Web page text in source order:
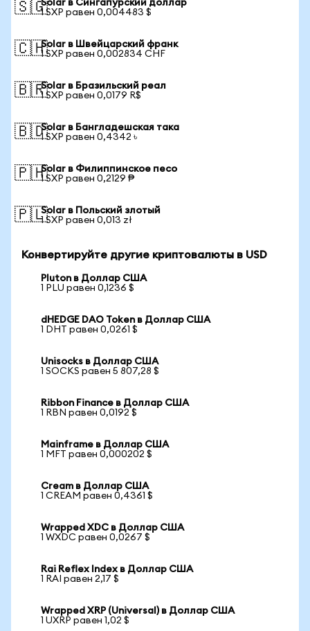
🇸🇬Solar в Сингапурский доллар
1 SXP равен 0,004483 $
🇨🇭Solar в Швейцарский франк
1 SXP равен 0,002834 CHF
🇧🇷Solar в Бразильский реал
1 SXP равен 0,0179 R$
🇧🇩Solar в Бангладешская така
1 SXP равен 0,4342 ৳
🇵🇭Solar в Филиппинское песо
1 SXP равен 0,2129 ₱
🇵🇱Solar в Польский злотый
1 SXP равен 0,013 zł
Конвертируйте другие криптовалюты в USD
Pluton в Доллар США
1 PLU равен 0,1236 $
dHEDGE DAO Token в Доллар США
1 DHT равен 0,0261 $
Unisocks в Доллар США
1 SOCKS равен 5 807,28 $
Ribbon Finance в Доллар США
1 RBN равен 0,0192 $
Mainframe в Доллар США
1 MFT равен 0,000202 $
Cream в Доллар США
1 CREAM равен 0,4361 $
Wrapped XDC в Доллар США
1 WXDC равен 0,0267 $
Rai Reflex Index в Доллар США
1 RAI равен 2,17 $
Wrapped XRP (Universal) в Доллар США
1 UXRP равен 1,02 $